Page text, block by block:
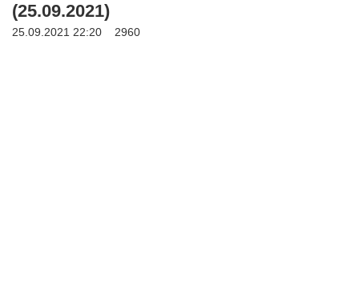
(25.09.2021)
25.09.2021 22:20 2960